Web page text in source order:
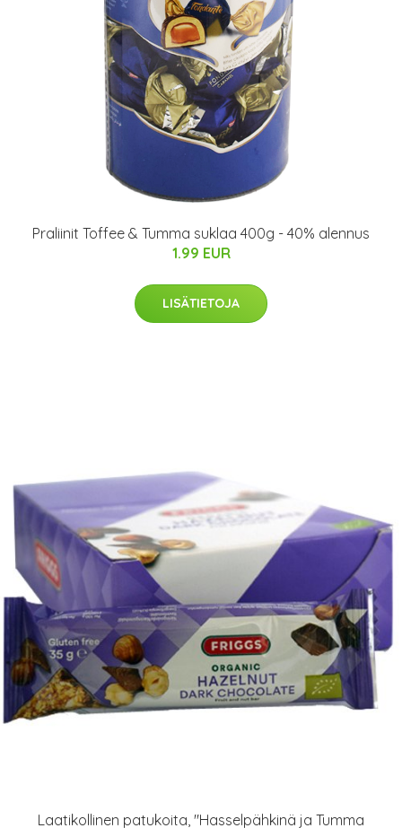
Praliinit Toffee & Tumma suklaa 400g - 40% alennus
1.99 EUR
LISÄTIETOJA
Laatikollinen patukoita, "Hasselpähkinä ja Tumma